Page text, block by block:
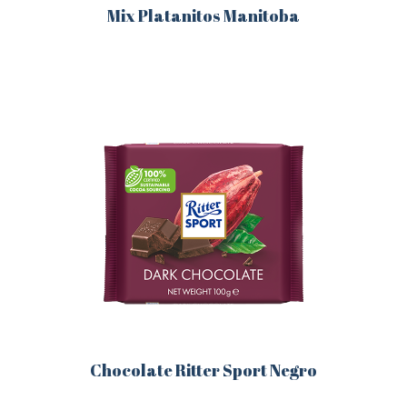
Mix Platanitos Manitoba
se
pueden
elegir
en
la
página
de
producto
Chocolate Ritter Sport Negro